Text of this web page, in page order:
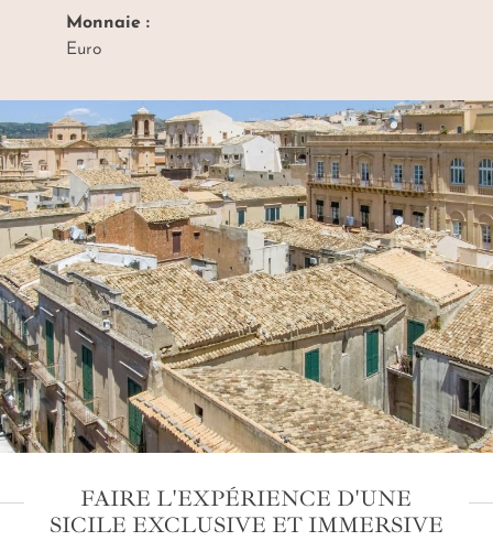
Monnaie :
Euro
FAIRE L'EXPÉRIENCE D'UNE
SICILE EXCLUSIVE ET IMMERSIVE